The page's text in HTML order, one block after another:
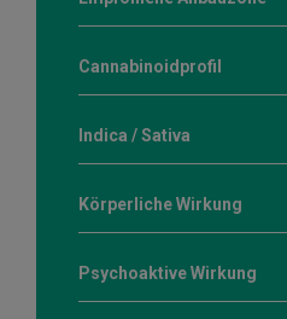
Cannabinoidprofil
Indica / Sativa
Körperliche Wirkung
Psychoaktive Wirkung